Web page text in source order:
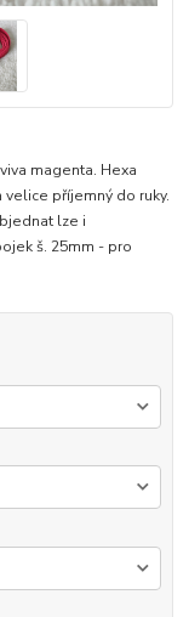
magenta. Hexa
příjemný do ruky.
lze i
š. 25mm - pro